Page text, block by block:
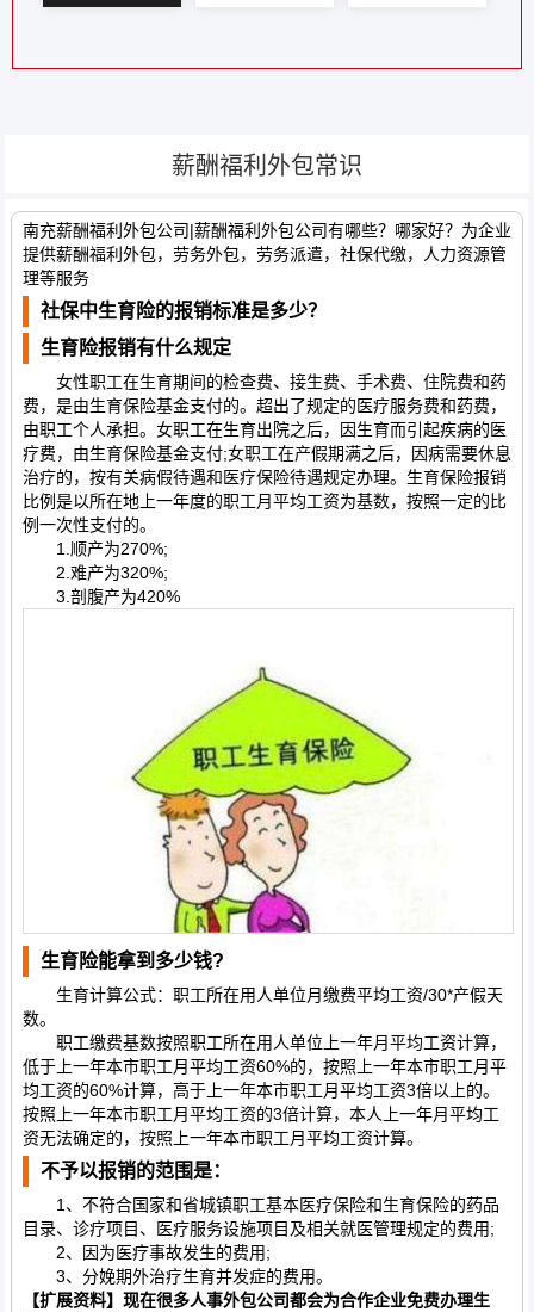
薪酬福利外包常识
南充薪酬福利外包公司|薪酬福利外包公司有哪些？哪家好？为企业
提供薪酬福利外包，劳务外包，劳务派遣，社保代缴，人力资源管
理等服务
社保中生育险的报销标准是多少？
生育险报销有什么规定
女性职工在生育期间的检查费、接生费、手术费、住院费和药
费，是由生育保险基金支付的。超出了规定的医疗服务费和药费，
由职工个人承担。女职工在生育出院之后，因生育而引起疾病的医
疗费，由生育保险基金支付;女职工在产假期满之后，因病需要休息
治疗的，按有关病假待遇和医疗保险待遇规定办理。生育保险报销
比例是以所在地上一年度的职工月平均工资为基数，按照一定的比
例一次性支付的。
1.顺产为270%;
2.难产为320%;
3.剖腹产为420%
生育险能拿到多少钱?
生育计算公式：职工所在用人单位月缴费平均工资/30*产假天
数。
职工缴费基数按照职工所在用人单位上一年月平均工资计算，
低于上一年本市职工月平均工资60%的，按照上一年本市职工月平
均工资的60%计算，高于上一年本市职工月平均工资3倍以上的。
按照上一年本市职工月平均工资的3倍计算，本人上一年月平均工
资无法确定的，按照上一年本市职工月平均工资计算。
不予以报销的范围是：
1、不符合国家和省城镇职工基本医疗保险和生育保险的药品
目录、诊疗项目、医疗服务设施项目及相关就医管理规定的费用;
2、因为医疗事故发生的费用;
3、分娩期外治疗生育并发症的费用。
【扩展资料】现在很多人事外包公司都会为合作企业免费办理生